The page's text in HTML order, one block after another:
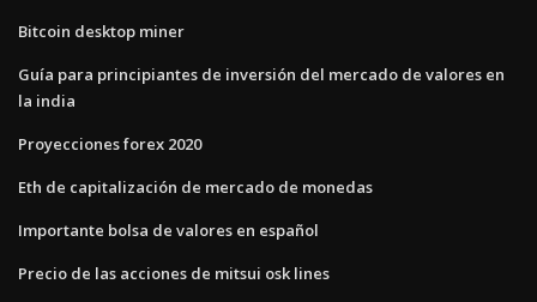
Bitcoin desktop miner
Guía para principiantes de inversión del mercado de valores en
la india
Proyecciones forex 2020
Eth de capitalización de mercado de monedas
Importante bolsa de valores en español
Precio de las acciones de mitsui osk lines